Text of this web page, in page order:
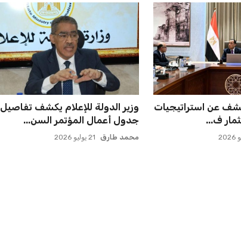
عن استراتيجيات
ف...
وزير الدولة للإعلام يكشف تفاصيل
جدول أعمال المؤتمر السن...
محمد طارق 21 يوليو 2026